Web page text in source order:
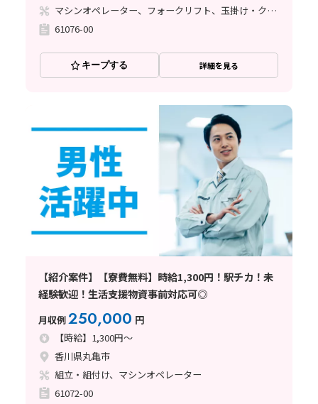
マシンオペレーター、フォークリフト、玉掛け・クレーン
61076-00
キープする 詳細を見る
【紹介案件】【寮費無料】時給1,300円！駅チカ！未
経験歓迎！生活支援物資事前対応可◎
月収例250,000 円
【時給】1,300円～
香川県丸亀市
組立・組付け、マシンオペレーター
61072-00